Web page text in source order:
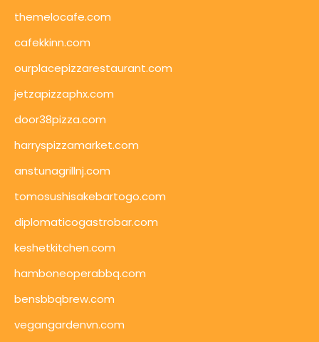
themelocafe.com
cafekkinn.com
ourplacepizzarestaurant.com
jetzapizzaphx.com
door38pizza.com
harryspizzamarket.com
anstunagrillnj.com
tomosushisakebartogo.com
diplomaticogastrobar.com
keshetkitchen.com
hamboneoperabbq.com
bensbbqbrew.com
vegangardenvn.com